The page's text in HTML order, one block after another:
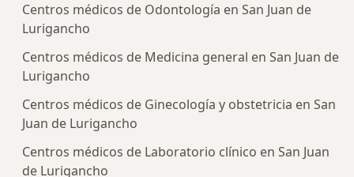
Centros médicos de Odontología en San Juan de
Lurigancho
Centros médicos de Medicina general en San Juan de
Lurigancho
Centros médicos de Ginecología y obstetricia en San
Juan de Lurigancho
Centros médicos de Laboratorio clínico en San Juan
de Lurigancho